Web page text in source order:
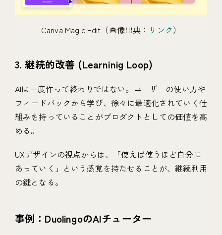
Canva Magic Edit（画像出典： リンク）
3. 継続的改善 (Learninig Loop)
AIは一度作って終わりではない。ユーザーの使い方や
フィードバックから学び、徐々に最適化されていく仕
組みを持っていることがプロダクトとしての価値を高
める。
UXデザインの視点からは、「使えば使うほど自分に
あっていく」という感覚を持たせることが、継続利用
の鍵となる。
事例：DuolingoのAIチューター